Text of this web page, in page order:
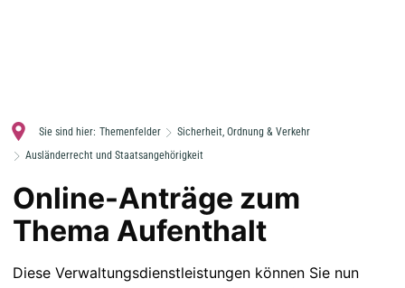
Sie sind hier: Themenfelder
Sicherheit, Ordnung & Verkehr
Ausländerrecht und Staatsangehörigkeit
Online-Anträge der Ausländerbehörde